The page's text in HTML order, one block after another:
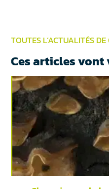
TOUTES L’ACTUALITÉS
Ces articles